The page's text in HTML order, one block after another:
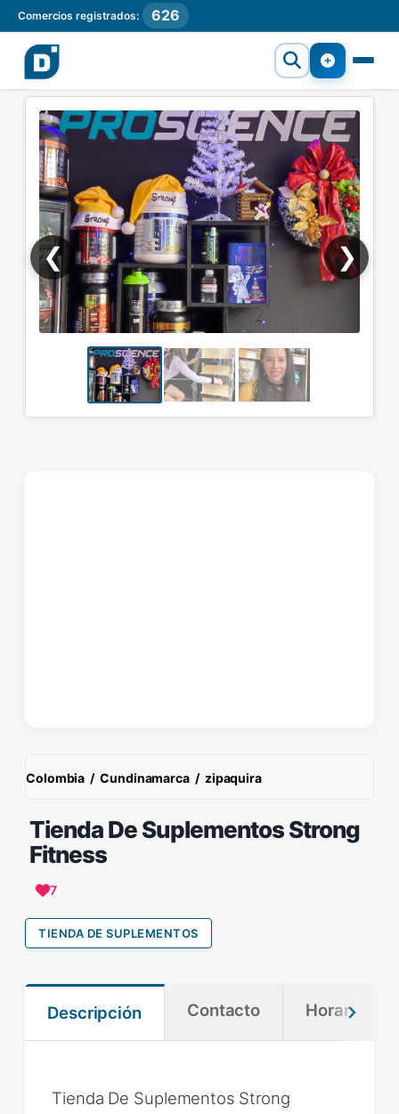
Comercios registrados: 626
❮ ❯
Colombia / Cundinamarca / zipaquira
Tienda De Suplementos Strong
Fitness
7
TIENDA DE SUPLEMENTOS
Descripción Contacto Horario
Tienda De Suplementos Strong